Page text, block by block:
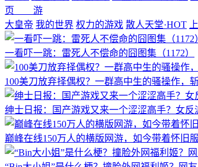
页 游
大皇帝 我的世界 权力的游戏 散人天堂·HOT
一看吓一跳：雷死人不偿命的囧图集（1172）
100美刀放弃择偶权？一群高中生的骚操作，斩
绅士日报：国产游戏又来一个涩涩高手？女反
巅峰在线150万人的横版网游，如今带着怀旧